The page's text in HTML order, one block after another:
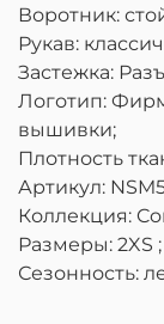
Воротник:
Рукав:
Застежка:
Логотип:
вышивки;
Плотность
Артикул:
Коллекция:
Размеры: 2XS ;
Сезонность: